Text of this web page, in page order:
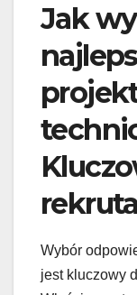
Jak
Wybór
jest kluczowy